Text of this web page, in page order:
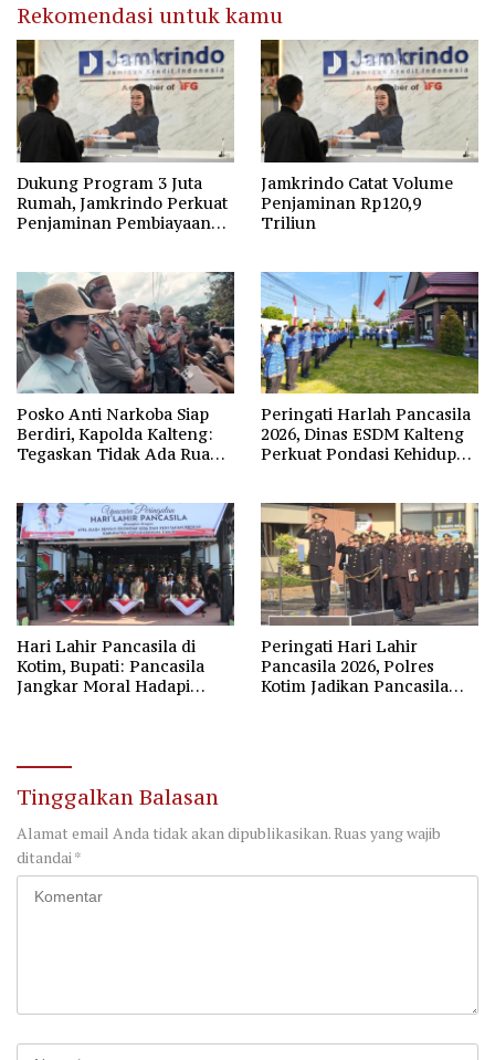
Rekomendasi untuk kamu
Dukung Program 3 Juta
Rumah, Jamkrindo Perkuat
Penjaminan Pembiayaan
Jamkrindo Catat Volume
Penjaminan Rp120,9
Triliun
Posko Anti Narkoba Siap
Berdiri, Kapolda Kalteng:
Tegaskan Tidak Ada Ruang
Peringati Harlah Pancasila
2026, Dinas ESDM Kalteng
Perkuat Pondasi Kehidupan
Hari Lahir Pancasila di
Kotim, Bupati: Pancasila
Jangkar Moral Hadapi
Peringati Hari Lahir
Pancasila 2026, Polres
Kotim Jadikan Pancasila
Tinggalkan Balasan
Alamat email Anda tidak akan dipublikasikan.Ruas yang wajib
ditandai*